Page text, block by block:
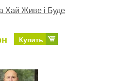
Хай Живе і Буде
Купить